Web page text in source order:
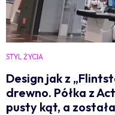
STYL ŻYCIA
Design jak z
drewno. Półka z
pusty kąt, a